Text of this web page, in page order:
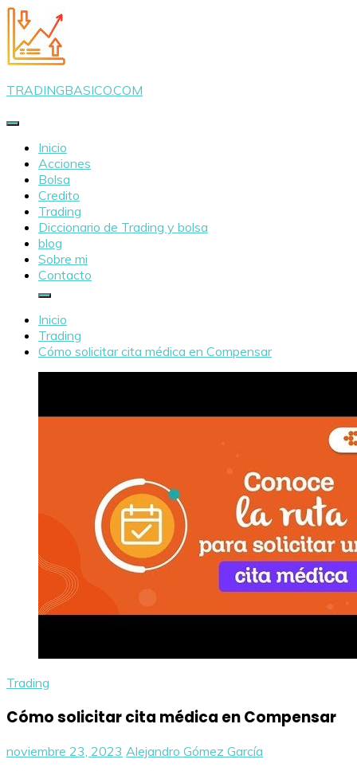
Saltar
al
contenido
TRADINGBASICO.COM
Inicio
Acciones
Bolsa
Credito
Trading
Diccionario de Trading y bolsa
blog
Sobre mi
Contacto
Inicio
Trading
Cómo solicitar cita médica en Compensar
Trading
Cómo solicitar cita médica en Compensar
noviembre 23, 2023 Alejandro Gómez García